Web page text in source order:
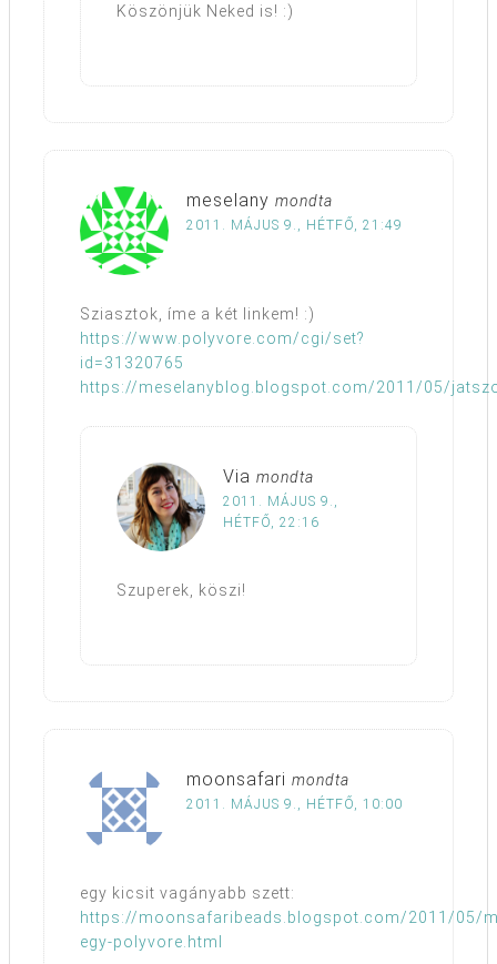
Köszönjük Neked is! :)
meselany mondta
2011. MÁJUS 9., HÉTFŐ, 21:49
Sziasztok, íme a két linkem! :)
https://www.polyvore.com/cgi/set?
id=31320765
https://meselanyblog.blogspot.com/2011/05/
Via mondta
2011. MÁJUS 9.,
HÉTFŐ, 22:16
Szuperek, köszi!
moonsafari mondta
2011. MÁJUS 9., HÉTFŐ, 10:00
egy kicsit vagányabb szett:
https://moonsafaribeads.blogspot.com/2011/05/
egy-polyvore.html